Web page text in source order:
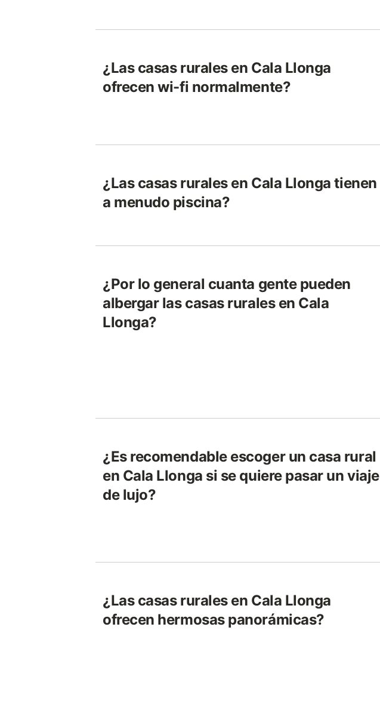
¿Las casas rurales en Cala Llonga
ofrecen wi-fi normalmente?
¿Las casas rurales en Cala Llonga tienen
a menudo piscina?
¿Por lo general cuanta gente pueden
albergar las casas rurales en Cala
Llonga?
¿Es recomendable escoger un casa rural
en Cala Llonga si se quiere pasar un viaje
de lujo?
¿Las casas rurales en Cala Llonga
ofrecen hermosas panorámicas?